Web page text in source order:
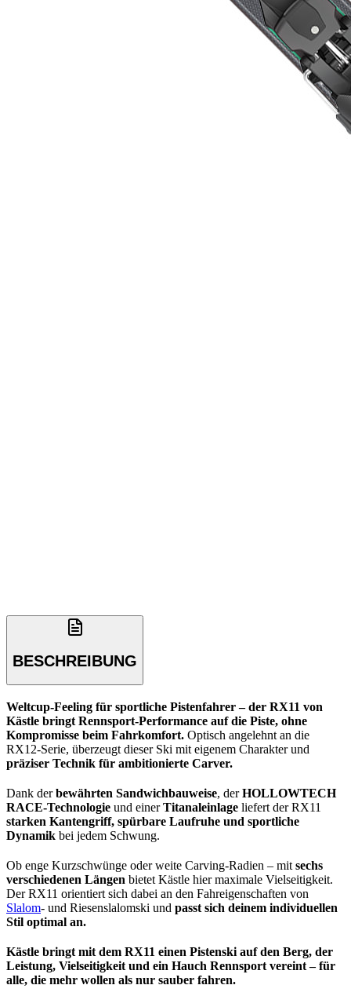
BESCHREIBUNG
Weltcup-Feeling für sportliche Pistenfahrer – der RX11 von
Kästle bringt Rennsport-Performance auf die Piste, ohne
Kompromisse beim Fahrkomfort. Optisch angelehnt an die
RX12-Serie, überzeugt dieser Ski mit eigenem Charakter und
präziser Technik für ambitionierte Carver.
Dank derbewährten Sandwichbauweise, derHOLLOWTECH
RACE-Technologie und einerTitanaleinlage liefert der RX11
starken Kantengriff, spürbare Laufruhe und sportliche
Dynamik bei jedem Schwung.
Ob enge Kurzschwünge oder weite Carving-Radien – mit sechs
verschiedenen Längen bietet Kästle hier maximale Vielseitigkeit.
Der RX11 orientiert sich dabei an den Fahreigenschaften von
Slalom- und Riesenslalomski und passt sich deinem individuellen
Stil optimal an.
Kästle bringt mit dem RX11 einen Pistenski auf den Berg, der
Leistung, Vielseitigkeit und ein Hauch Rennsport vereint – für
alle, die mehr wollen als nur sauber fahren.